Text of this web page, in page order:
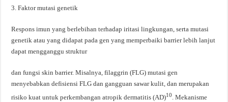
3. Faktor mutasi genetik
Respons imun yang berlebihan terhadap iritasi lingkungan, serta mutasi
genetik atau yang didapat pada gen yang memperbaiki barrier lebih lanjut
dapat mengganggu struktur
dan fungsi skin barrier. Misalnya, filaggrin (FLG) mutasi gen
menyebabkan defisiensi FLG dan gangguan sawar kulit, dan merupakan
risiko kuat untuk perkembangan atropik dermatitis (AD)10. Mekanisme